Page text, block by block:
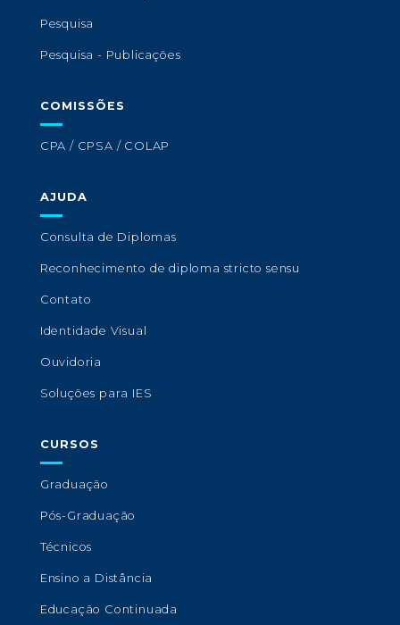
Pesquisa
Pesquisa - Publicações
COMISSÕES
CPA / CPSA / COLAP
AJUDA
Consulta de Diplomas
Reconhecimento de diploma stricto sensu
Contato
Identidade Visual
Ouvidoria
Soluções para IES
CURSOS
Graduação
Pós-Graduação
Técnicos
Ensino a Distância
Educação Continuada